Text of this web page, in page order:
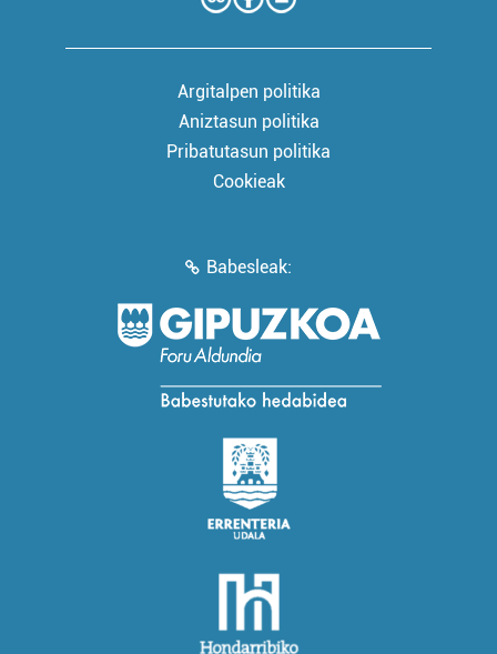
Argitalpen politika
Aniztasun politika
Pribatutasun politika
Cookieak
Babesleak: